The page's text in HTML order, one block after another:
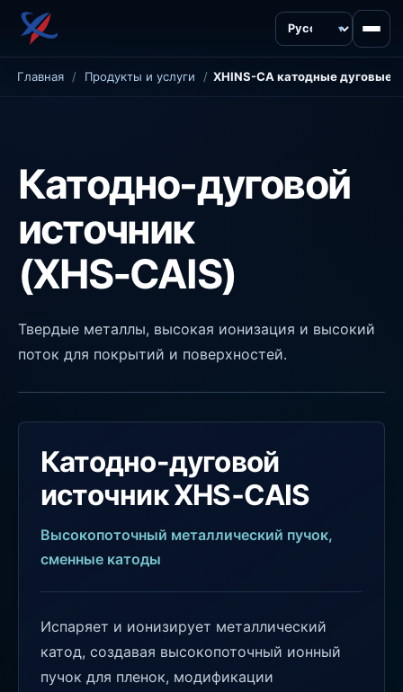
Язык
Главная / Продукты и услуги /
Катодно-дуговой
источник
(XHS‑CAIS)
Твердые металлы, высокая ионизация и высокий
поток для покрытий и поверхностей.
Катодно-дуговой
источник XHS‑CAIS
Высокопоточный металлический пучок,
сменные катоды
Испаряет и ионизирует металлический
катод, создавая высокопоточный ионный
пучок для пленок, модификации